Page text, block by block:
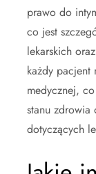
prawo do
co jest
lekarskich
każdy
medycznej,
stanu zdrowia
dotyczących